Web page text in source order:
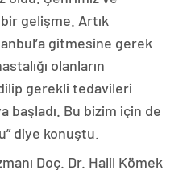
gelişme. Artık
gitmesine gerek
olanların
gerekli tedavileri
başladı. Bu bizim için de
diye konuştu.
Doç. Dr. Halil Kömek